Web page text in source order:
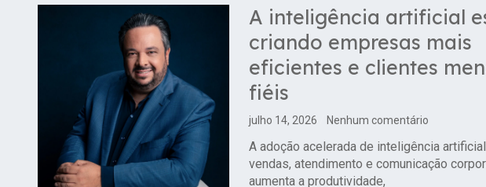
A inteligência artificial
criando empresas mais
eficientes e clientes
fiéis
julho 14, 2026 Nenhum comentário
A adoção acelerada de inteligência
vendas, atendimento e comunicação
aumenta a produtividade,